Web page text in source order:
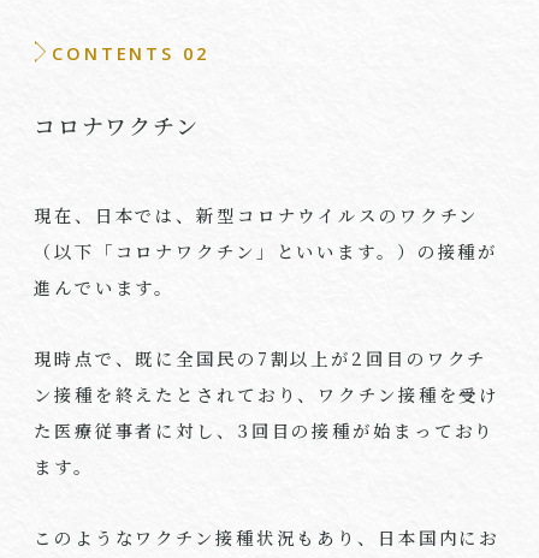
CONTENTS 02
コロナワクチン
現在、日本では、新型コロナウイルスのワクチン
（以下「コロナワクチン」といいます。）の接種が
進んでいます。
現時点で、既に全国民の 7割以上が2 回目のワクチ
ン接種を終えたとされており、ワクチン接種を受け
た医療従事者に対し、 3 回目の接種が始まっており
ます。
このようなワクチン接種状況もあり、日本国内にお